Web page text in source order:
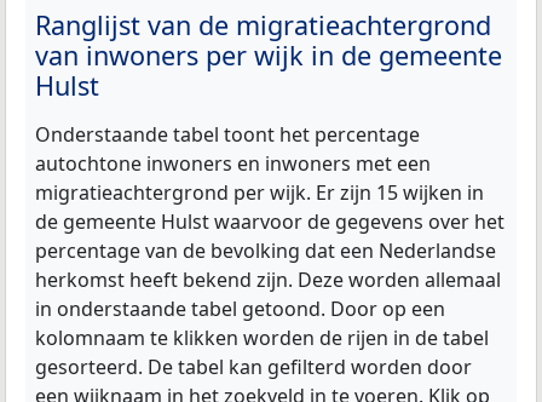
Ranglijst van de migratieachtergrond
van inwoners per wijk in de gemeente
Hulst
Onderstaande tabel toont het percentage
autochtone inwoners en inwoners met een
migratieachtergrond per wijk. Er zijn 15 wijken in
de gemeente Hulst waarvoor de gegevens over het
percentage van de bevolking dat een Nederlandse
herkomst heeft bekend zijn. Deze worden allemaal
in onderstaande tabel getoond. Door op een
kolomnaam te klikken worden de rijen in de tabel
gesorteerd. De tabel kan gefilterd worden door
een wijknaam in het zoekveld in te voeren. Klik op